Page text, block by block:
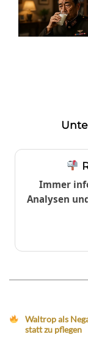
Immer
Analysen
Waltrop als
statt zu pflegen